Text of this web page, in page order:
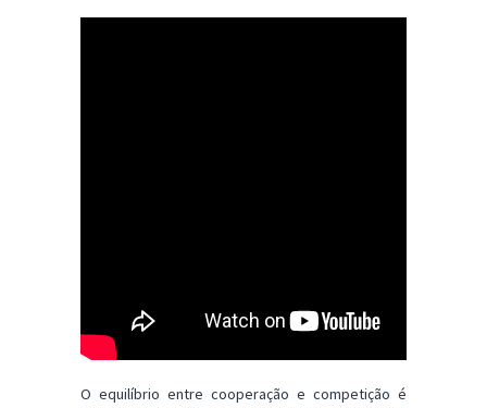
O equilíbrio entre cooperação e competição é